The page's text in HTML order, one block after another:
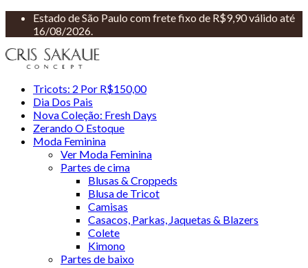
Estado de São Paulo com frete fixo de R$9,90 válido até
16/08/2026.
Tricots: 2 Por R$150,00
Dia Dos Pais
Nova Coleção: Fresh Days
Zerando O Estoque
Moda Feminina
Ver Moda Feminina
Partes de cima
Blusas & Croppeds
Blusa de Tricot
Camisas
Casacos, Parkas, Jaquetas & Blazers
Colete
Kimono
Partes de baixo